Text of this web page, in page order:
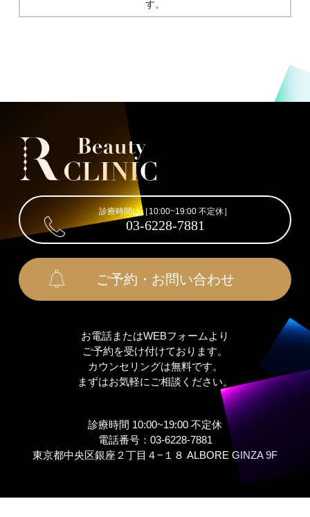
す。
診療時間は［10:00~19:00 不定休］
03-6228-7881
ご予約・お問い合わせ
お電話またはWEBフォームより
ご予約を受け付けております。
カウンセリングは無料です。
まずはお気軽にご相談ください。
診療時間 10:00~19:00 不定休
電話番号：03-6228-7881
東京都中央区銀座２丁⽬４−１８ ALBORE GINZA 9F